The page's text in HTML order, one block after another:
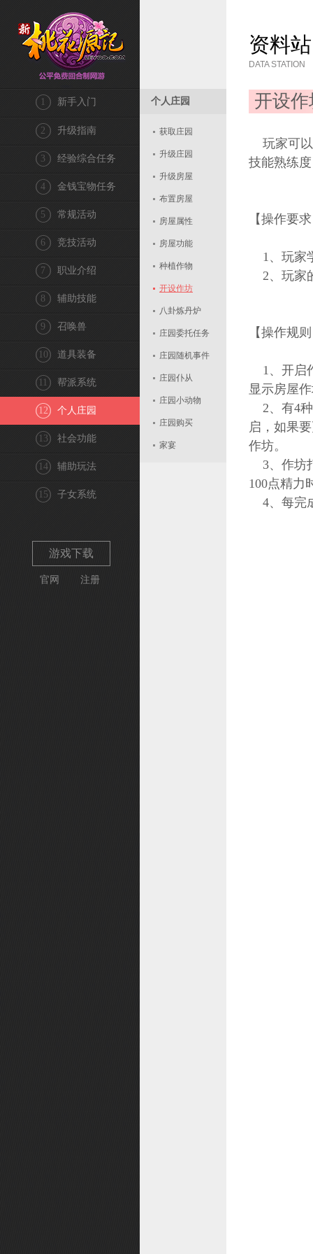
新手入门
1
升级指南
2
经验综合任务
3
金钱宝物任务
4
常规活动
5
竞技活动
6
职业介绍
7
辅助技能
8
召唤兽
9
道具装备
10
帮派系统
11
个人庄园
12
社会功能
13
辅助玩法
14
子女系统
15
游戏下载
官网 注册
个人庄园
获取庄园
升级庄园
升级房屋
布置房屋
房屋属性
房屋功能
种植作物
开设作坊
八卦炼丹炉
庄园委托任务
庄园随机事件
庄园仆从
庄园小动物
庄园购买
家宴
资料站
DATA STATION
开设作
玩家可以
技能熟练
【操作要
1、玩家
2、玩家
【操作规
1、开启
显示房屋
2、有4种
启，如果
作坊。
3、作坊
100点精力
4、每完